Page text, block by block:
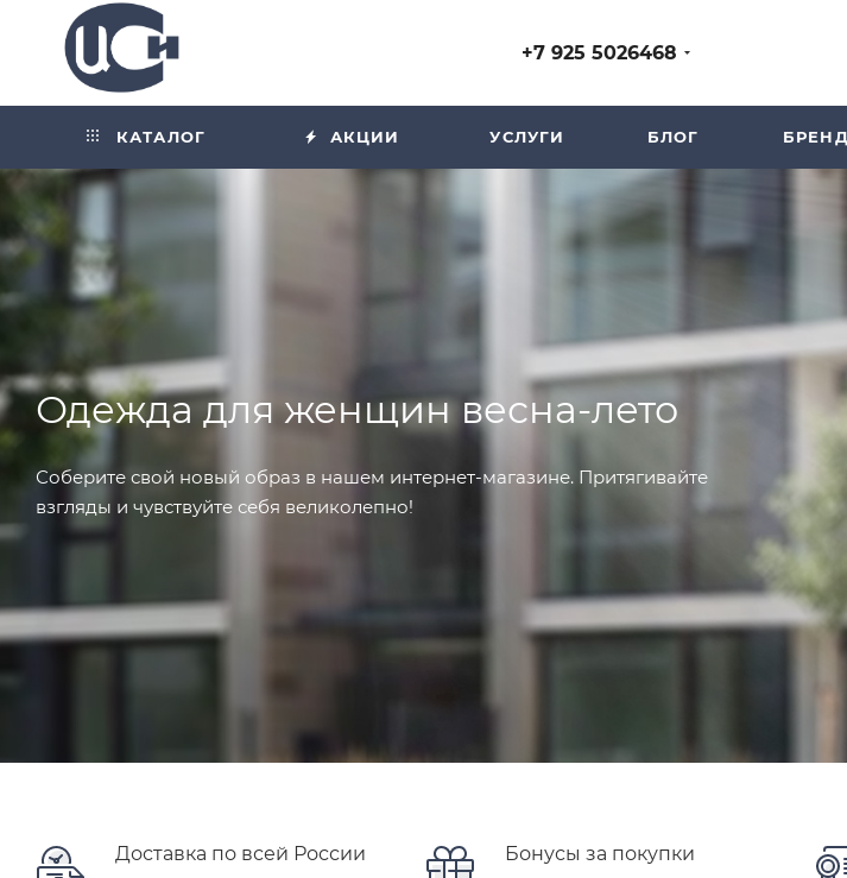
+7 925 5026468
КАТАЛОГ АКЦИИ УСЛУГИ БЛОГ
Одежда для женщин весна-лето
Соберите свой новый образ в нашем интернет-магазине. Притягивайте
взгляды и чувствуйте себя великолепно!
Доставка по всей России Бонусы за покупки